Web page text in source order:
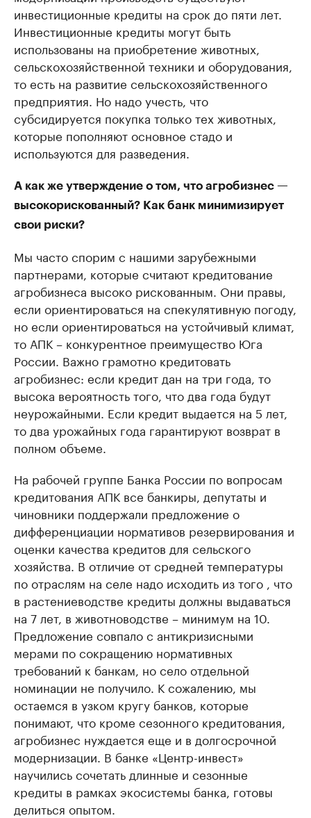
инвестиционные кредиты на срок до пяти лет.
Инвестиционные кредиты могут быть
использованы на приобретение животных,
сельскохозяйственной техники и оборудования,
то есть на развитие сельскохозяйственного
предприятия. Но надо учесть, что
субсидируется покупка только тех животных,
которые пополняют основное стадо и
используются для разведения.
А как же утверждение о том, что агробизнес —
высокорискованный? Как банк минимизирует
свои риски?
Мы часто спорим с нашими зарубежными
партнерами, которые считают кредитование
агробизнеса высоко рискованным. Они правы,
если ориентироваться на спекулятивную погоду,
но если ориентироваться на устойчивый климат,
то АПК – конкурентное преимущество Юга
России. Важно грамотно кредитовать
агробизнес: если кредит дан на три года, то
высока вероятность того, что два года будут
неурожайными. Если кредит выдается на 5 лет,
то два урожайных года гарантируют возврат в
полном объеме.
На рабочей группе Банка России по вопросам
кредитования АПК все банкиры, депутаты и
чиновники поддержали предложение о
дифференциации нормативов резервирования и
оценки качества кредитов для сельского
хозяйства. В отличие от средней температуры
по отраслям на селе надо исходить из того , что
в растениеводстве кредиты должны выдаваться
на 7 лет, в животноводстве – минимум на 10.
Предложение совпало с антикризисными
мерами по сокращению нормативных
требований к банкам, но село отдельной
номинации не получило. К сожалению, мы
остаемся в узком кругу банков, которые
понимают, что кроме сезонного кредитования,
агробизнес нуждается еще и в долгосрочной
модернизации. В банке «Центр-инвест»
научились сочетать длинные и сезонные
кредиты в рамках экосистемы банка, готовы
делиться опытом.